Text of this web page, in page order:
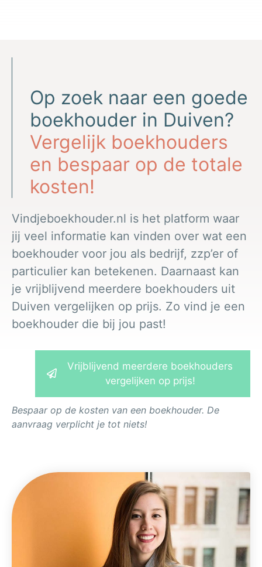
Op zoek naar een goede
boekhouder in Duiven?
Vergelijk boekhouders
en bespaar op de totale
kosten!
Vindjeboekhouder.nl is het platform waar
jij veel informatie kan vinden over wat een
boekhouder voor jou als bedrijf, zzp’er of
particulier kan betekenen. Daarnaast kan
je vrijblijvend meerdere boekhouders uit
Duiven vergelijken op prijs. Zo vind je een
boekhouder die bij jou past!
Vrijblijvend meerdere boekhouders
vergelijken op prijs!
Bespaar op de kosten van een boekhouder. De
aanvraag verplicht je tot niets!